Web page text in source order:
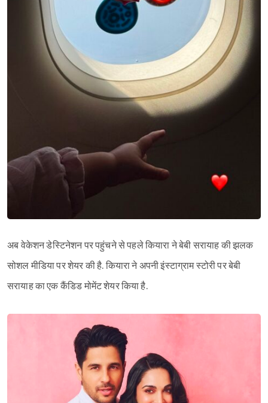
Sign in
अब वेकेशन डेस्टिनेशन पर पहुंचने से पहले कियारा ने बेबी सरायाह की झलक
सोशल मीडिया पर शेयर की है. कियारा ने अपनी इंस्टाग्राम स्टोरी पर बेबी
सरायाह का एक कैंडिड मोमेंट शेयर किया है.